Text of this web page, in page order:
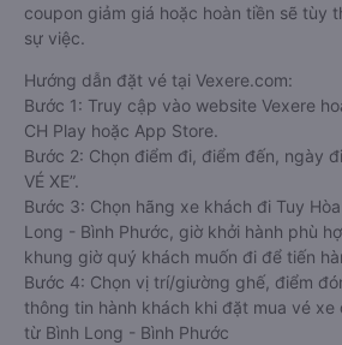
coupon giảm giá hoặc hoàn tiền sẽ tùy
sự việc.
Hướng dẫn đặt vé tại Vexere.com:
Bước 1: Truy cập vào website Vexere
CH Play hoặc App Store.
Bước 2: Chọn điểm đi, điểm đến, ngày
VÉ XE”.
Bước 3: Chọn hãng xe khách đi Tuy
Long - Bình Phước, giờ khởi hành phù
khung giờ quý khách muốn đi để tiến
Bước 4: Chọn vị trí/giường ghế, điểm
thông tin hành khách khi đặt mua vé xe
từ Bình Long - Bình Phước